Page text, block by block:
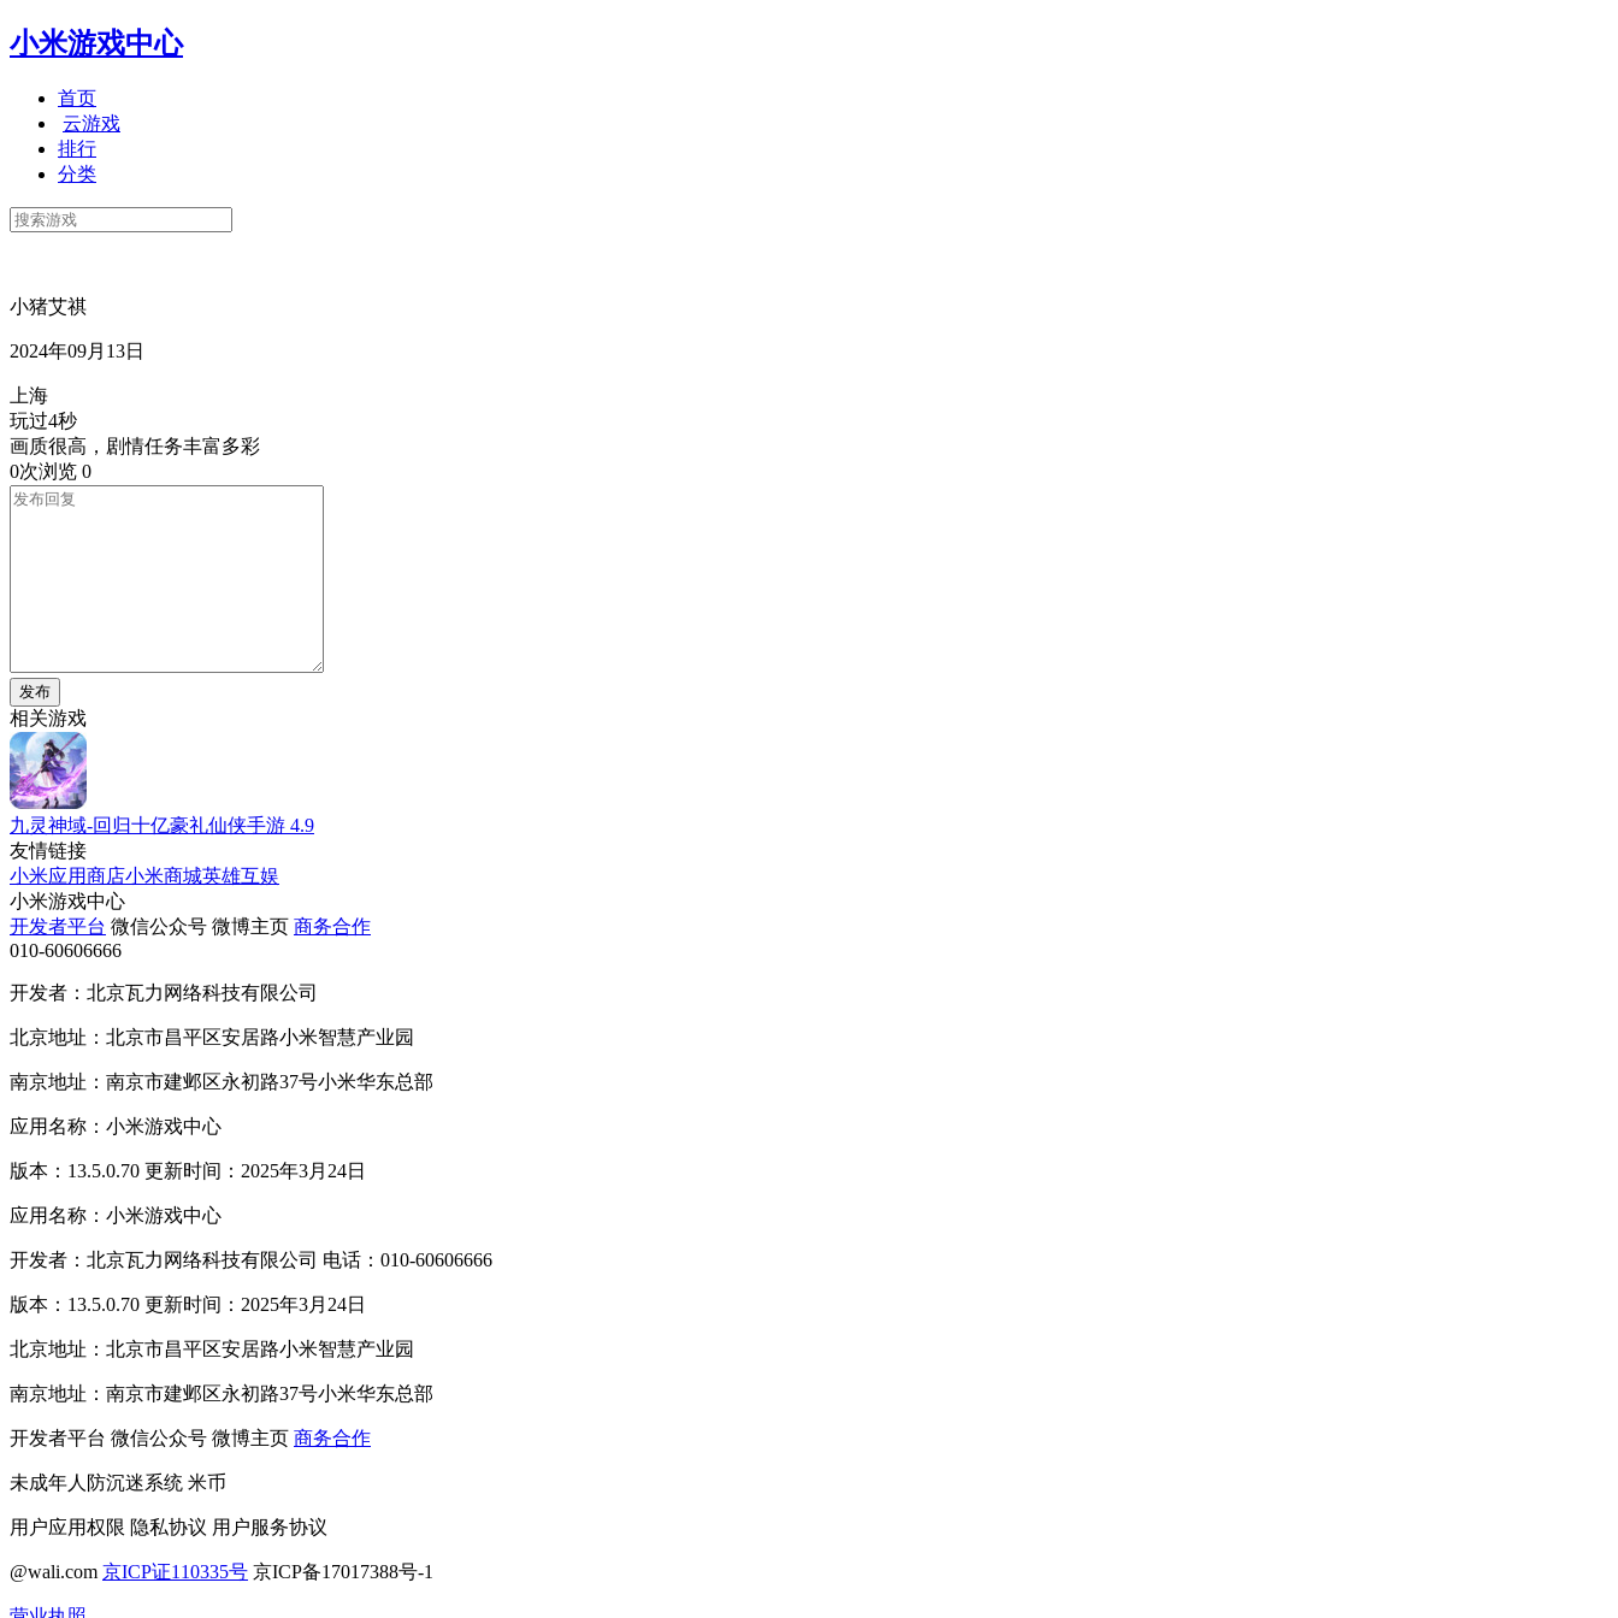
小米游戏中心
首页
云游戏
排行
分类
小猪艾祺
2024年09月13日
上海
玩过4秒
画质很高，剧情任务丰富多彩
0次浏览 0
发布
相关游戏
九灵神域-回归十亿豪礼仙侠手游 4.9
友情链接
小米应用商店小米商城英雄互娱
小米游戏中心
开发者平台 微信公众号 微博主页 商务合作
010-60606666
开发者：北京瓦力网络科技有限公司
北京地址：北京市昌平区安居路小米智慧产业园
南京地址：南京市建邺区永初路37号小米华东总部
应用名称：小米游戏中心
版本：13.5.0.70 更新时间：2025年3月24日
应用名称：小米游戏中心
开发者：北京瓦力网络科技有限公司 电话：010-60606666
版本：13.5.0.70 更新时间：2025年3月24日
北京地址：北京市昌平区安居路小米智慧产业园
南京地址：南京市建邺区永初路37号小米华东总部
开发者平台 微信公众号 微博主页 商务合作
未成年人防沉迷系统 米币
用户应用权限 隐私协议 用户服务协议
@wali.com 京ICP证110335号 京ICP备17017388号-1